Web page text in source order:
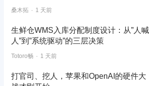
桑木拓 1 天前
生鲜仓WMS入库分配制度设计：从”人喊
人”到”系统驱动”的三层决策
Totoro畅 1 天前
打官司、挖人，苹果和OpenAI的硬件大